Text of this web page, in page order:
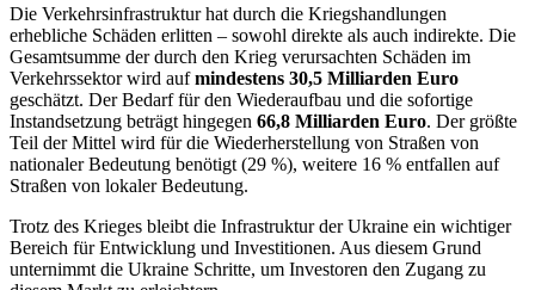
Die Verkehrsinfrastruktur hat durch die Kriegshandlungen
erhebliche Schäden erlitten – sowohl direkte als auch indirekte. Die
Gesamtsumme der durch den Krieg verursachten Schäden im
Verkehrssektor wird aufmindestens 30,5 Milliarden Euro
geschätzt. Der Bedarf für den Wiederaufbau und die sofortige
Instandsetzung beträgt hingegen 66,8 Milliarden Euro. Der größte
Teil der Mittel wird für die Wiederherstellung von Straßen von
nationaler Bedeutung benötigt (29 %), weitere 16 % entfallen auf
Straßen von lokaler Bedeutung.
Trotz des Krieges bleibt die Infrastruktur der Ukraine ein wichtiger
Bereich für Entwicklung und Investitionen. Aus diesem Grund
unternimmt die Ukraine Schritte, um Investoren den Zugang zu